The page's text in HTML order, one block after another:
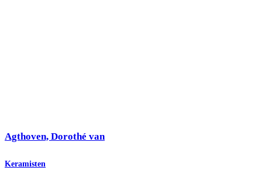
Agthoven, Dorothé van
Keramisten